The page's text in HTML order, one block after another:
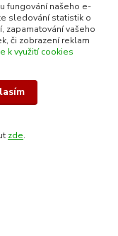
fungování našeho e-
sledování statistik o
zapamatování vašeho
či zobrazení reklam
k využití cookies
zde.